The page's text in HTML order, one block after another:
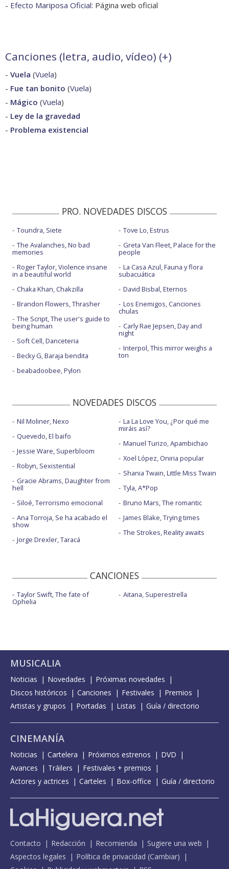
- Efecto Mariposa Oficial: Página web oficial
Canciones (letra, audio, vídeo) (+)
- Vuela (Vuela)
- Fue tan bonito (Vuela)
- Mágico (Vuela)
- Ley de la gravedad
- Problema existencial
PRO. NOVEDADES DISCOS
Toundra, Siete
The Avalanches, No bad
memories
Roger Taylor, Violence insane
in a beautiful world
Chaka Khan, Chakzilla
Brandon Flowers, Thrasher
The Script, The user's guide to
being human
Soft Cell, Danceteria
Becky G, Baraja bendita
beabadoobee, Pylon
Tove Lo, Estrus
Greta Van Fleet, Palace for the
people
La Casa Azul, Fauna y flora
subacuática
David Bisbal, Eternos
Los Enemigos, Canciones
chulas
Carly Rae Jepsen, Day and
night
Interpol, This mirror weighs a
ton
NOVEDADES DISCOS
Nil Moliner, Nexo
Quevedo, El baifo
Jessie Ware, Superbloom
Robyn, Sexistential
Gracie Abrams, Daughter from
hell
Siloé, Terrorismo emocional
Ana Torroja, Se ha acabado el
show
Jorge Drexler, Taracá
La La Love You, ¿Por qué me
miráis así?
Manuel Turizo, Apambichao
Xoel López, Oniria popular
Shania Twain, Little Miss Twain
Tyla, A*Pop
Bruno Mars, The romantic
James Blake, Trying times
The Strokes, Reality awaits
CANCIONES
Taylor Swift, The fate of
Ophelia
Aitana, Superestrella
MUSICALIA
Noticias Novedades
Próximas novedades
Discos históricos
Canciones Festivales
Premios
Artistas y grupos
Portadas Listas Guía / directorio
CINEMANÍA
Noticias Cartelera Próximos estrenos
DVD
Avances
Tráilers
Festivales + premios
Actores y actrices
Carteles Box-office Guía / directorio
Contacto Redacción Recomienda
Sugiere una web
Aspectos legales
Política de privacidad (Cambiar)